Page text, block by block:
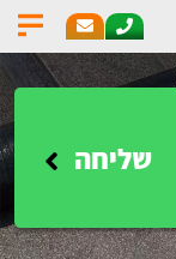
שליחה